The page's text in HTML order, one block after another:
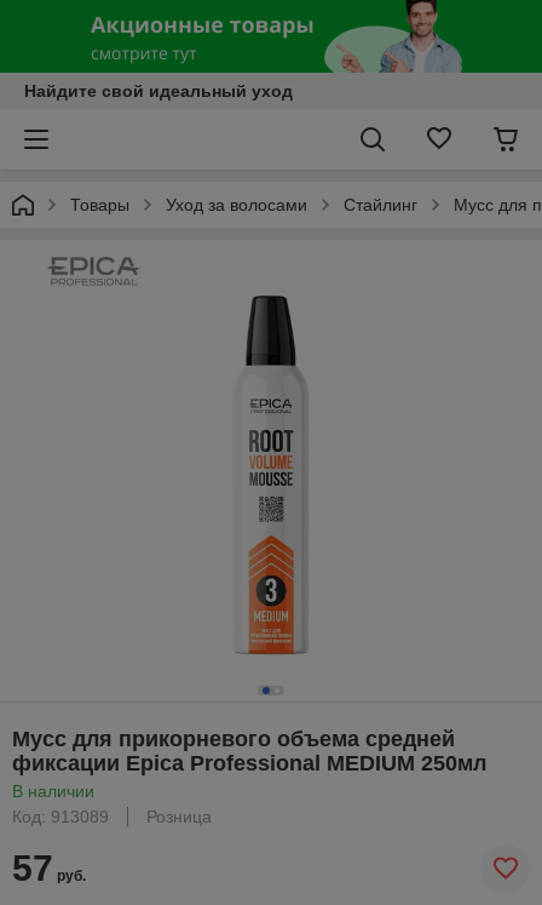
Найдите свой идеальный уход
Товары Уход за волосами Стайлинг Мусс для
Мусс для прикорневого объема средней
фиксации Epica Professional MEDIUM 250мл
В наличии
Код: 913089
Розница
57 руб.